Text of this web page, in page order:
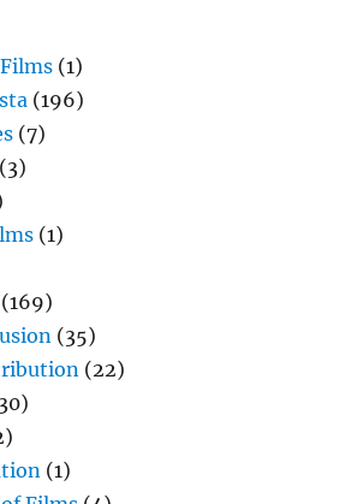
(1)
(196)
(7)
(3)
(1)
(169)
(35)
(22)
(1)